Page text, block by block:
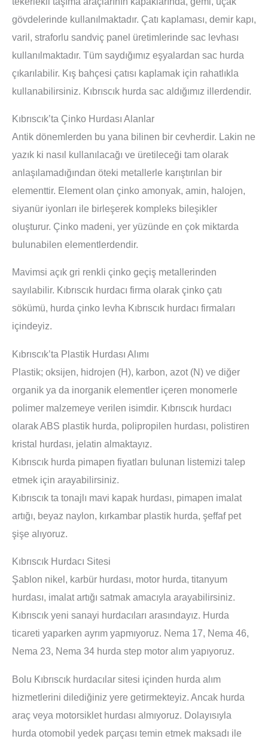
gövdelerinde kullanılmaktadır. Çatı kaplaması, demir kapı,
varil, straforlu sandviç panel üretimlerinde sac levhası
kullanılmaktadır. Tüm saydığımız eşyalardan sac hurda
çıkarılabilir. Kış bahçesi çatısı kaplamak için rahatlıkla
kullanabilirsiniz. Kıbrıscık hurda sac aldığımız illerdendir.
Kıbrıscık’ta Çinko Hurdası Alanlar
Antik dönemlerden bu yana bilinen bir cevherdir. Lakin ne
yazık ki nasıl kullanılacağı ve üretileceği tam olarak
anlaşılamadığından öteki metallerle karıştırılan bir
elementtir. Element olan çinko amonyak, amin, halojen,
siyanür iyonları ile birleşerek kompleks bileşikler
oluşturur. Çinko madeni, yer yüzünde en çok miktarda
bulunabilen elementlerdendir.
Mavimsi açık gri renkli çinko geçiş metallerinden
sayılabilir. Kıbrıscık hurdacı firma olarak çinko çatı
sökümü, hurda çinko levha Kıbrıscık hurdacı firmaları
içindeyiz.
Kıbrıscık’ta Plastik Hurdası Alımı
Plastik; oksijen, hidrojen (H), karbon, azot (N) ve diğer
organik ya da inorganik elementler içeren monomerle
polimer malzemeye verilen isimdir. Kıbrıscık hurdacı
olarak ABS plastik hurda, polipropilen hurdası, polistiren
kristal hurdası, jelatin almaktayız.
Kıbrıscık hurda pimapen fiyatları bulunan listemizi talep
etmek için arayabilirsiniz.
Kıbrıscık ta tonajlı mavi kapak hurdası, pimapen imalat
artığı, beyaz naylon, kırkambar plastik hurda, şeffaf pet
şişe alıyoruz.
Kıbrıscık Hurdacı Sitesi
Şablon nikel, karbür hurdası, motor hurda, titanyum
hurdası, imalat artığı satmak amacıyla arayabilirsiniz.
Kıbrıscık yeni sanayi hurdacıları arasındayız. Hurda
ticareti yaparken ayrım yapmıyoruz. Nema 17, Nema 46,
Nema 23, Nema 34 hurda step motor alım yapıyoruz.
Bolu Kıbrıscık hurdacılar sitesi içinden hurda alım
hizmetlerini dilediğiniz yere getirmekteyiz. Ancak hurda
araç veya motorsiklet hurdası almıyoruz. Dolayısıyla
hurda otomobil yedek parçası temin etmek maksadı ile